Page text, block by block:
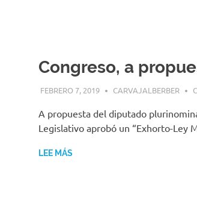
Congreso, a
FEBRERO 7, 2019 CARVAJALBERBER
A propuesta del diputado
Legislativo aprobó un “Exhorto-Ley
LEE MÁS